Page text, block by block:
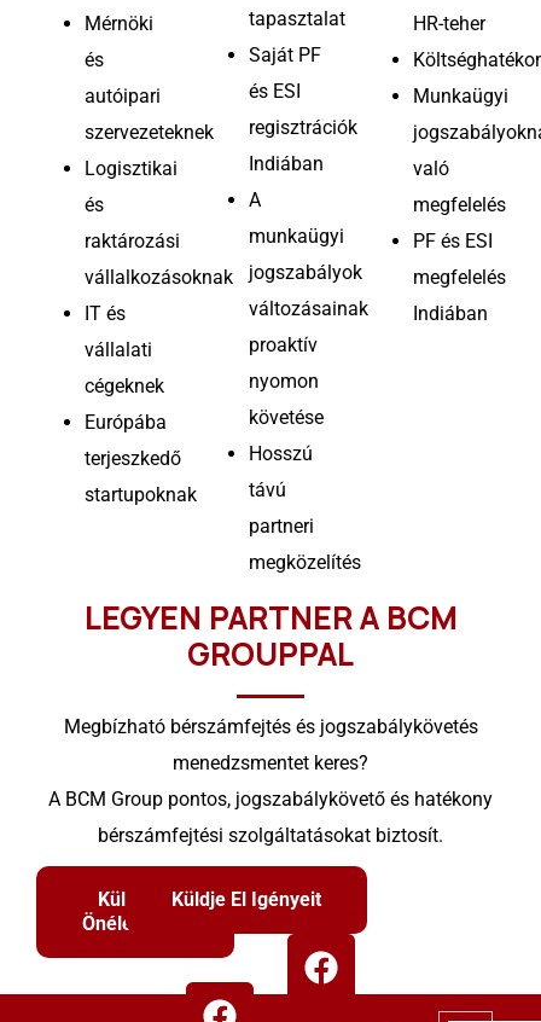
Mérnöki
és
autóipari
szervezeteknek
Logisztikai
és
raktározási
vállalkozásoknak
IT és
vállalati
cégeknek
Európába
terjeszkedő
startupoknak
tapasztalat
Saját PF
és ESI
regisztrációk
Indiában
A
munkaügyi
jogszabályok
változásainak
proaktív
nyomon
követése
Hosszú
távú
partneri
megközelítés
HR-teher
Munkaügyi
való
megfelelés
PF és ESI
megfelelés
Indiában
LEGYEN PARTNER A BCM
GROUPPAL
Megbízható bérszámfejtés és jogszabálykövetés
menedzsmentet keres?
A BCM Group pontos, jogszabálykövető és hatékony
bérszámfejtési szolgáltatásokat biztosít.
Küldje El
Önéletrajzát
Küldje El Igényeit